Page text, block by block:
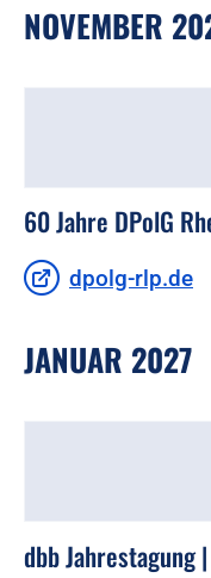
NOVEMBER
60 Jahre DPolG
dpolg-rlp.de
JANUAR 2027
dbb Jahrestagung